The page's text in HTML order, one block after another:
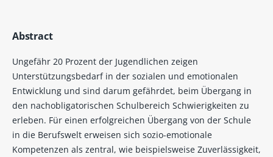
Abstract
Ungefähr 20 Prozent der Jugendlichen zeigen
Unterstützungsbedarf in der sozialen und emotionalen
Entwicklung und sind darum gefährdet, beim Übergang in
den nachobligatorischen Schulbereich Schwierigkeiten zu
erleben. Für einen erfolgreichen Übergang von der Schule
in die Berufswelt erweisen sich sozio-emotionale
Kompetenzen als zentral, wie beispielsweise Zuverlässigkeit,